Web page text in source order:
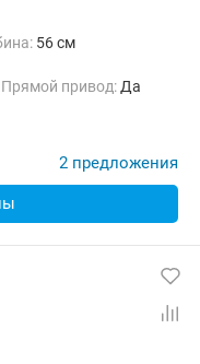
56 см
прямой привод: Да
от перепадов
2 предложения